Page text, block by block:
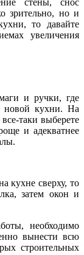
стены, снос
зрительно, но и
то давайте
увеличения
и ручки, где
новой кухни. На
таки выберете
и адекватнее
кухне сверху, то
затем окон и
необходимо
вынести всю
строительных